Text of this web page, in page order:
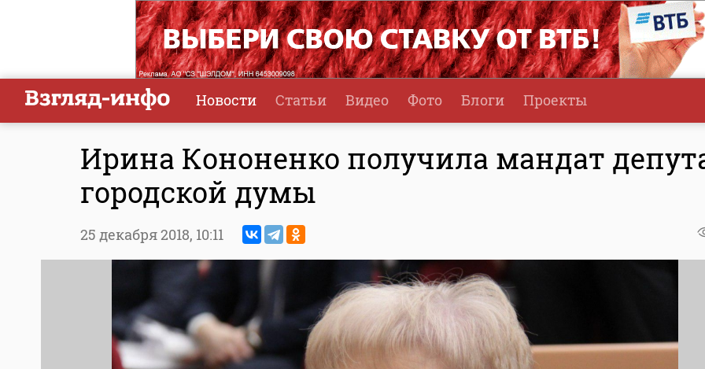
Новости Статьи Видео Фото Блоги Проекты
Ирина Кононенко получила мандат
городской думы
25 декабря 2018, 10:11